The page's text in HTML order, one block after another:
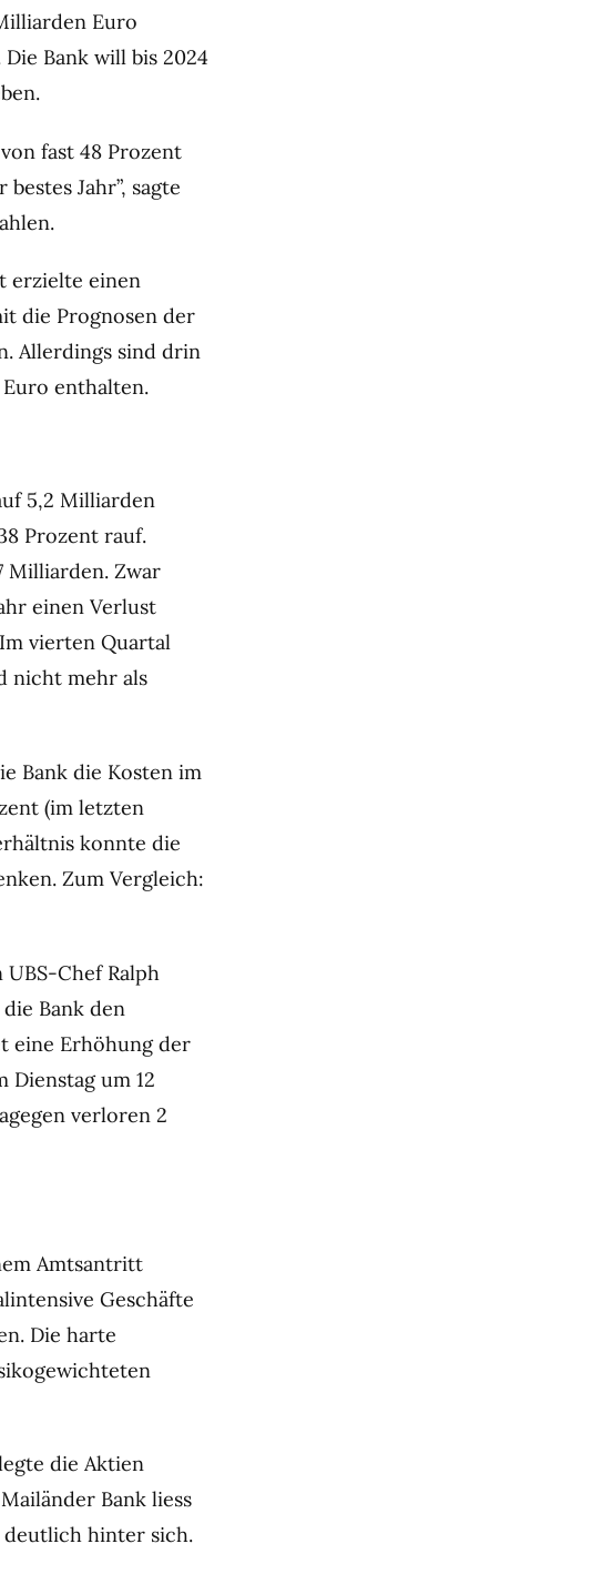
Euro
Bank will bis 2024
fast 48 Prozent
Jahr”, sagte
erzielte einen
die Prognosen der
Allerdings sind drin
enthalten.
5,2 Milliarden
Prozent rauf.
Milliarden. Zwar
einen Verlust
vierten Quartal
nicht mehr als
Bank die Kosten im
(im letzten
konnte die
Zum Vergleich:
Chef Ralph
Bank den
eine Erhöhung der
Dienstag um 12
verloren 2
Amtsantritt
Geschäfte
Die harte
die Aktien
Bank liess
deutlich hinter sich.